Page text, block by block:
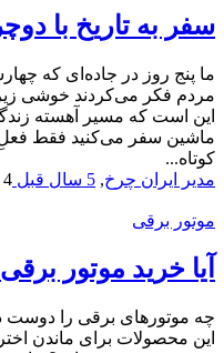
سفر به تاریخ با
ما پنج روز در جاده‌ای که
مردم فکر می‌کردند خوشی
این است که مسیر آهسته
ماشین سفر می‌کنید فقط فعلِ
کوتاه...
مدیر ایران چرخ, 5 سال قبل 4 min
موتور برقی
آیا خرید موتور
چه موتورهای برقی را دوست
این محصولات برای ماندن